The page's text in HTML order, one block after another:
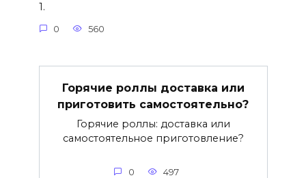
1.
0 560
Горячие роллы доставка или
приготовить самостоятельно?
Горячие роллы: доставка или
самостоятельное приготовление?
0 497